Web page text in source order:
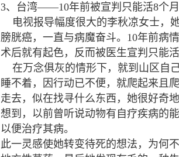
3、台湾——10年前被宣判只能活8个
电视报导幅度很大的李秋凉女士，
膀胱癌，一直与病魔奋斗。10年前病
术后就有起色，反而被医生宣判只能活
在万念俱灰的情形下，就到山区自
睡不着，因行动已不便，就爬起来且
走去，似在找寻什么东西，她很好奇
想到，以前曾听说动物有自疗疾病的
以便治疗其病。
此一灵感使她转变待死的想法，为何